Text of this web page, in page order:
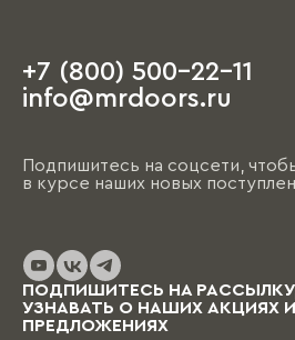
+7 (800) 500-22-11
info@mrdoors.ru
Подпишитесь на соцсети,
в курсе наших новых
ПОДПИШИТЕСЬ НА
УЗНАВАТЬ О НАШИХ АКЦИЯХ
ПРЕДЛОЖЕНИЯХ